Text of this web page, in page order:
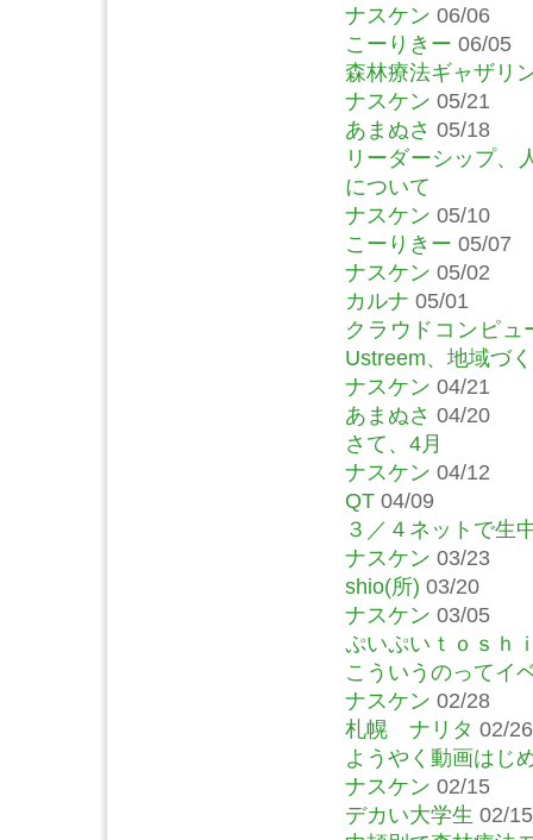
ナスケン 06/06
こーりきー 06/05
森林療法ギャザリ
ナスケン 05/21
あまぬさ 05/18
リーダーシップ、
について
ナスケン 05/10
こーりきー 05/07
ナスケン 05/02
カルナ 05/01
クラウドコンピュ
Ustreem、地域づ
ナスケン 04/21
あまぬさ 04/20
さて、4月
ナスケン 04/12
QT 04/09
３／４ネットで生
ナスケン 03/23
shio(所) 03/20
ナスケン 03/05
ぷいぷいｔｏｓｈ
こういうのってイ
ナスケン 02/28
札幌 ナリタ 02/26
ようやく動画はじ
ナスケン 02/15
デカい大学生 02/15